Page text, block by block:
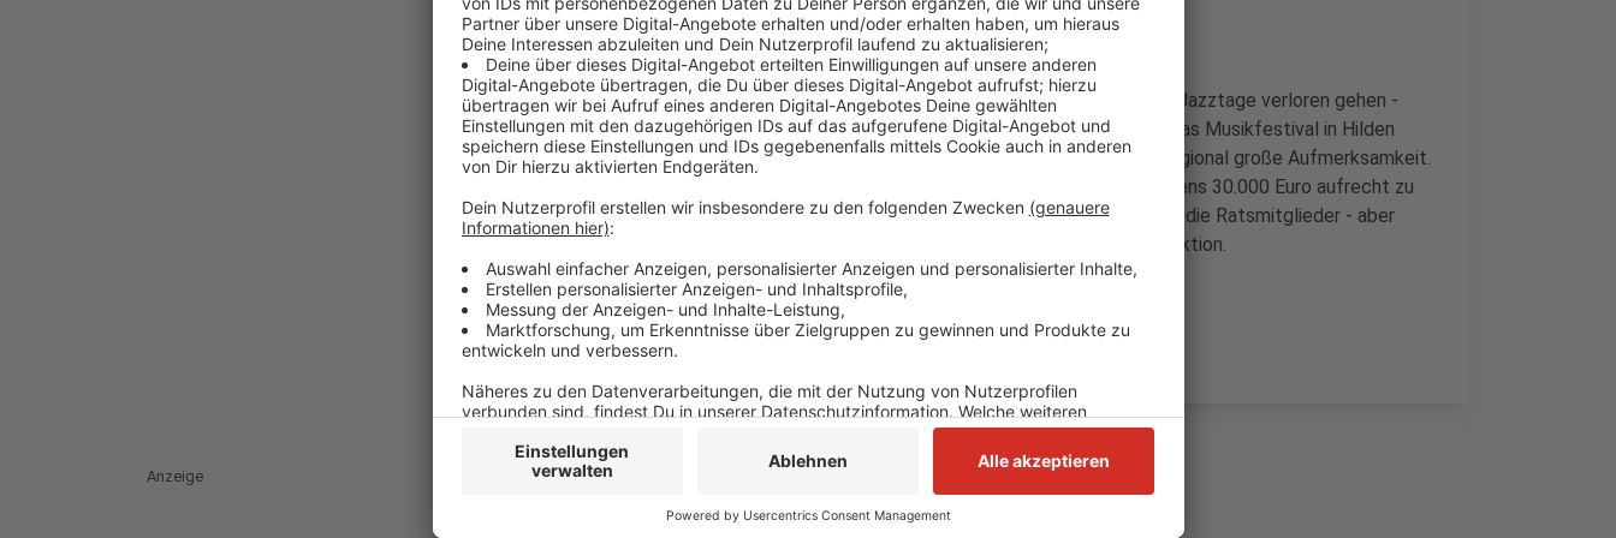
Anzeige
Durch die Kürzung würden aber Qualität und Nutzen der Hildener Jazztage verloren gehen -
zumal die nötigen Kosten dafür zum Teil stark gestiegen seien. Das Musikfestival in Hilden
findet seit 1996 regelmäßig statt und erfährt regional und überregional große Aufmerksamkeit.
Von mehreren Seiten wird gefordert, eine Förderung von wenigstens 30.000 Euro aufrecht zu
erhalten - von den Veranstaltern selbst in einem offenen Brief an die Ratsmitglieder - aber
auch von den Ratsfraktionen der Grünen und der Hildener Bürgeraktion.
Anzeige
Anzeige